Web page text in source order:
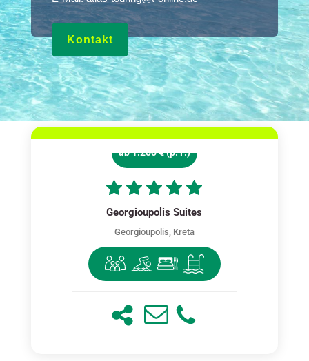
Kontakt
ab 1.200 € (p. P.)
Georgioupolis Suites
Georgioupolis, Kreta